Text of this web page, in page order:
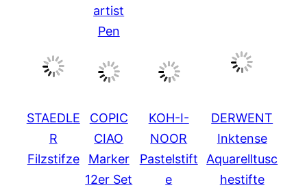
artist
Pen
STAEDLE
R
Filzstifze
COPIC
CIAO
Marker
12er Set
KOH-I-
NOOR
Pastelstift
e
DERWENT
Inktense
Aquarelltusc
hestifte